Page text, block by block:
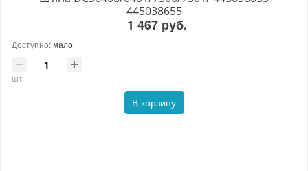
445038655
1 467 руб.
Доступно:мало
шт
В корзину